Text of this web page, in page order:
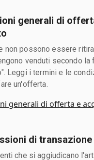
generali di
non possono essere
venduti secondo la
Leggi i termini e le
un'offerta.
generali di offerta e
di transazione
che si aggiudicano